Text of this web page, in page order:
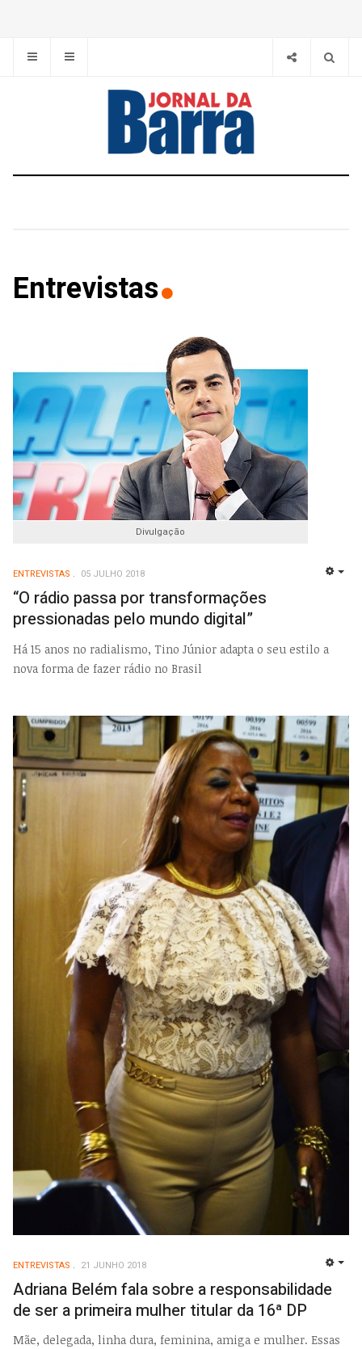
Entrevistas
Divulgação
ENTREVISTAS 05 JULHO 2018
“O rádio passa por transformações
pressionadas pelo mundo digital”
Há 15 anos no radialismo, Tino Júnior adapta o seu estilo a
nova forma de fazer rádio no Brasil
ENTREVISTAS 21 JUNHO 2018
Adriana Belém fala sobre a responsabilidade
de ser a primeira mulher titular da 16ª DP
Mãe, delegada, linha dura, feminina, amiga e mulher. Essas